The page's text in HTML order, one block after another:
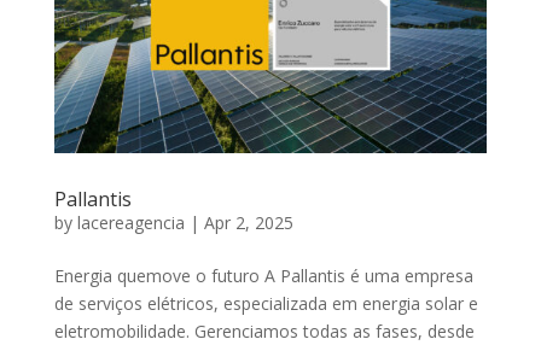
Pallantis
by lacereagencia | Apr 2, 2025
Energia quemove o futuro A Pallantis é uma empresa
de serviços elétricos, especializada em energia solar e
eletromobilidade. Gerenciamos todas as fases, desde